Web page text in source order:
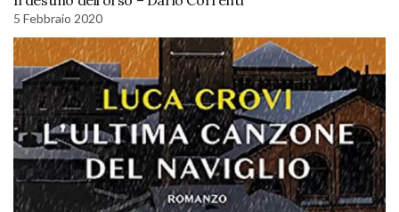
5 Febbraio 2020